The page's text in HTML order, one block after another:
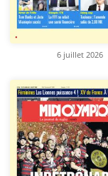
6 juillet 2026